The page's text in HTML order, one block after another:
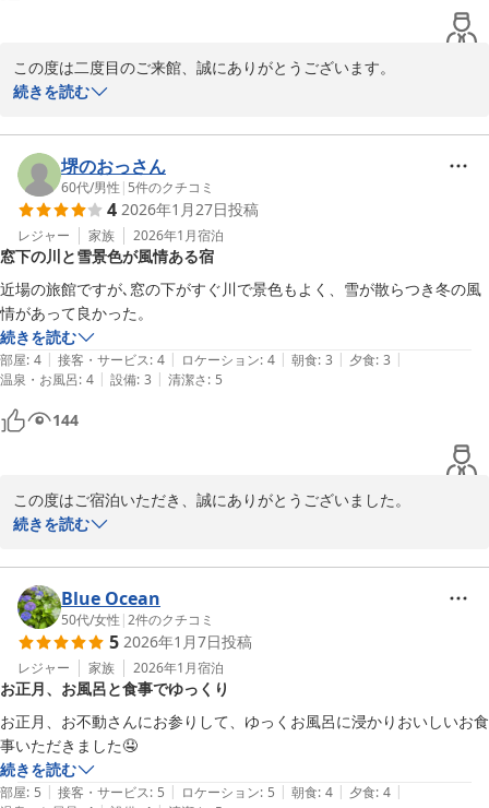
この度は二度目のご来館、誠にありがとうございます。
拝見いたしました。お湯の質感や雰囲気につきましてもご満足いた
だけたようで、何よりでございます。「大阪にいながら遠くに来た
ような感覚」とのお言葉は、私どもにとって最高の誉め言葉であ
り、今後の励みになります。
また、お食事につきましても前回とは異なるスタイルをお楽しみい
ただけたようで安心いたしました。味噌仕立てのお鍋をお気に召し
ていただけたこと、調理スタッフにも共有させていただきます。
今後もお客様に心地よいひとときをお過ごしいただけるよう、スタ
ッフ一同努めてまいります。またのお越しを心よりお待ち申し上げ
ております。
2025-10-10
続きを読む
堺のおっさん
60代/男性 | 5件のクチコミ
4 2026年1月27日投稿
レジャー 家族 2026年1月宿泊
窓下の川と雪景色が風情ある宿
近場の旅館ですが､窓の下がすぐ川で景色もよく、雪が散らつき冬の風
情があって良かった。
続きを読む
部屋: 4 | 接客・サービス: 4 | ロケーション: 4 | 朝食: 3 | 夕食: 3 |
温泉・お風呂: 4 | 設備: 3 | 清潔さ: 5
144
この度はご宿泊いただき、誠にありがとうございました。
また、心温まるご感想をお寄せいただき、重ねて御礼申し上げま
窓下を流れる川の景色や、雪が舞う冬ならではの風情をお楽しみい
ただけたとのこと、大変嬉しく拝読いたしました。当館自慢の自然
の眺めをお気に召していただけたことは、何よりの喜びでございま
す。
季節ごとに異なる表情をご覧いただけますので、ぜひまた違う季節
にもお越しいただけましたら幸いです。
再びお目にかかれます日を、スタッフ一同心よりお待ち申し上げて
おります。
続きを読む
Blue Ocean
50代/女性 |2件のクチコミ
5 2026年1月7日投稿
レジャー 家族 2026年1月宿泊
お正月、お風呂と食事でゆっくり
お正月、お不動さんにお参りして、ゆっくお風呂に浸かりおいしいお食
事いただきました🤤
続きを読む
部屋: 5 | 接客・サービス: 5 | ロケーション: 5 | 朝食: 4 | 夕食: 4 |